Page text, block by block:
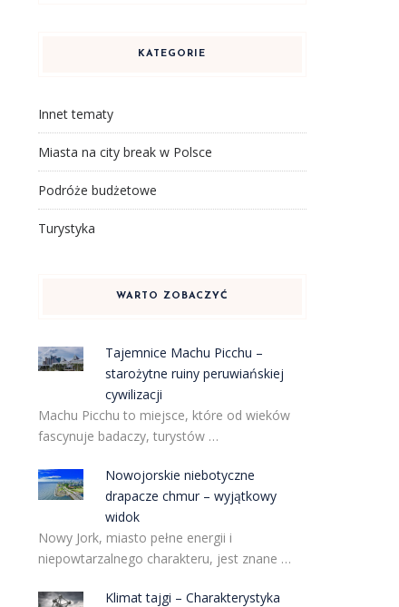
KATEGORIE
Innet tematy
Miasta na city break w Polsce
Podróże budżetowe
Turystyka
WARTO ZOBACZYĆ
Tajemnice Machu Picchu –
starożytne ruiny peruwiańskiej
cywilizacji
Machu Picchu to miejsce, które od wieków
fascynuje badaczy, turystów …
Nowojorskie niebotyczne
drapacze chmur – wyjątkowy
widok
Nowy Jork, miasto pełne energii i
niepowtarzalnego charakteru, jest znane …
Klimat tajgi – Charakterystyka